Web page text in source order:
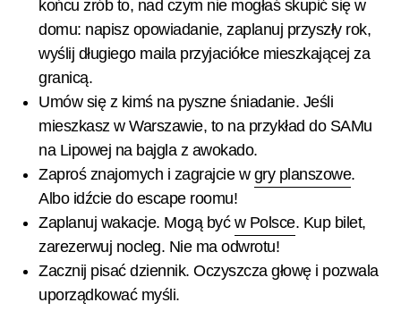
końcu zrób to, nad czym nie mogłaś skupić się w
domu: napisz opowiadanie, zaplanuj przyszły rok,
wyślij długiego maila przyjaciółce mieszkającej za
granicą.
Umów się z kimś na pyszne śniadanie. Jeśli
mieszkasz w Warszawie, to na przykład do SAMu
na Lipowej na bajgla z awokado.
Zaproś znajomych i zagrajcie w gry planszowe.
Albo idźcie do escape roomu!
Zaplanuj wakacje. Mogą być w Polsce. Kup bilet,
zarezerwuj nocleg. Nie ma odwrotu!
Zacznij pisać dziennik. Oczyszcza głowę i pozwala
uporządkować myśli.